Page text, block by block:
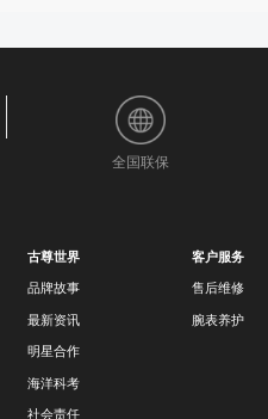
全国联保
古尊世界
品牌故事
最新资讯
明星合作
海洋科考
社会责任
客户服务
售后维修
腕表养护